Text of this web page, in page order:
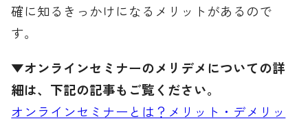
確に知るきっかけになるメリットがあるので
す。
▼オンラインセミナーのメリデメについての詳
細は、下記の記事もご覧ください。
オンラインセミナーとは？メリット・デメリッ